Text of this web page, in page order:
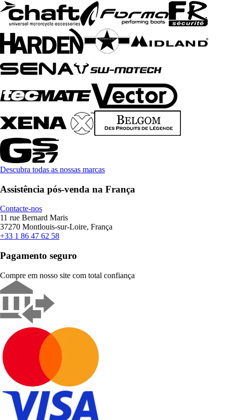
Descubra todas as nossas marcas
Assistência pós-venda na França
Contacte-nos
11 rue Bernard Maris
37270 Montlouis-sur-Loire, França
+33 1 86 47 62 58
Pagamento seguro
Compre em nosso site com total confiança